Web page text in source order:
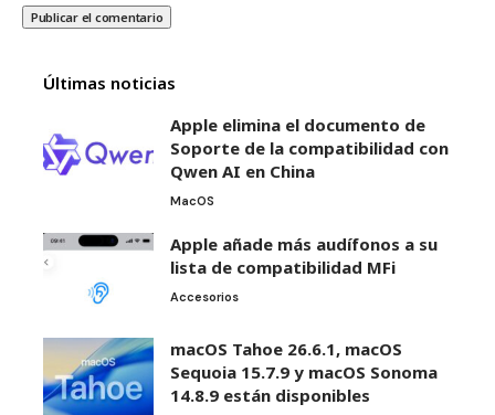
Últimas noticias
Apple elimina el documento de
Soporte de la compatibilidad con
Qwen AI en China
MacOS
Apple añade más audífonos a su
lista de compatibilidad MFi
Accesorios
macOS Tahoe 26.6.1, macOS
Sequoia 15.7.9 y macOS Sonoma
14.8.9 están disponibles